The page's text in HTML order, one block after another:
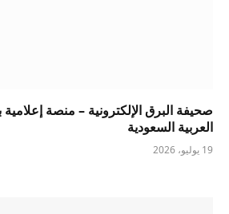
صحيفة البرق الإلكترونية – منصة
العربية السعودية
19 يوليو، 2026